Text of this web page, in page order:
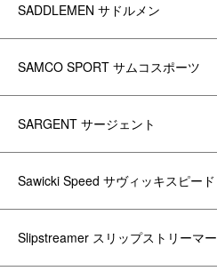
SADDLEMEN サドルメン
SAMCO SPORT サムコスポーツ
SARGENT サージェント
Sawicki Speed サヴィッキスピード
Slipstreamer スリップストリーマー